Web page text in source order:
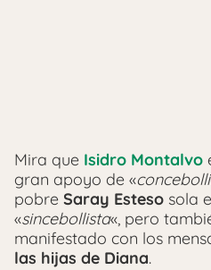
Mira que Isidro Montalvo
gran apoyo de «
pobre Saray Esteso sola
«sincebollista«, pero
manifestado con los
las hijas de Diana.